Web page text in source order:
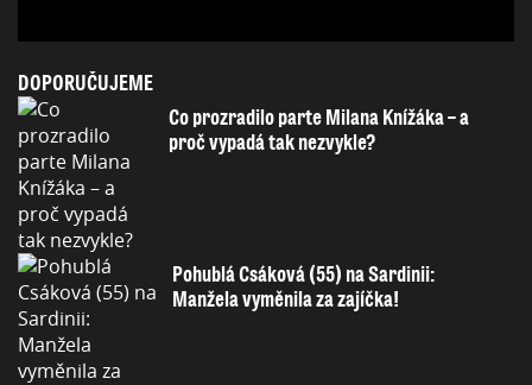
DOPORUČUJEME
Co prozradilo parte Milana Knížáka – a
proč vypadá tak nezvykle?
Pohublá Csáková (55) na Sardinii:
Manžela vyměnila za zajíčka!